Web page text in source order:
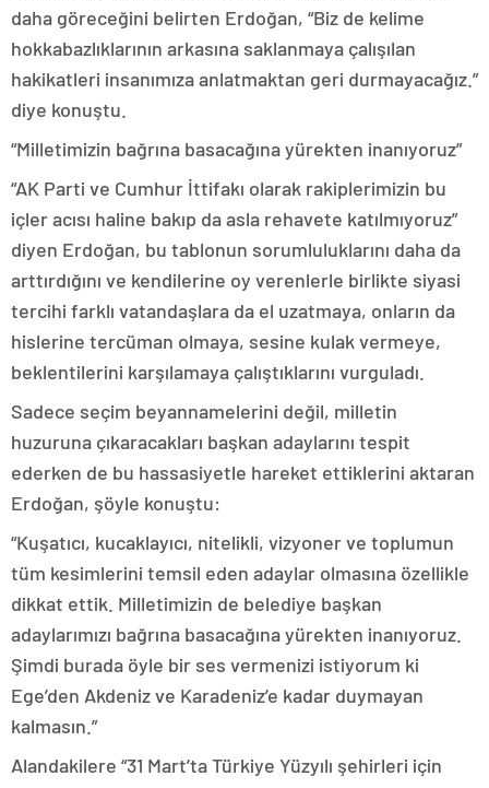
daha göreceğini belirten Erdoğan, “Biz de kelime
hokkabazlıklarının arkasına saklanmaya çalışılan
hakikatleri insanımıza anlatmaktan geri durmayacağız.”
diye konuştu.
“Milletimizin bağrına basacağına yürekten inanıyoruz”
“AK Parti ve Cumhur İttifakı olarak rakiplerimizin bu
içler acısı haline bakıp da asla rehavete katılmıyoruz”
diyen Erdoğan, bu tablonun sorumluluklarını daha da
arttırdığını ve kendilerine oy verenlerle birlikte siyasi
tercihi farklı vatandaşlara da el uzatmaya, onların da
hislerine tercüman olmaya, sesine kulak vermeye,
beklentilerini karşılamaya çalıştıklarını vurguladı.
Sadece seçim beyannamelerini değil, milletin
huzuruna çıkaracakları başkan adaylarını tespit
ederken de bu hassasiyetle hareket ettiklerini aktaran
Erdoğan, şöyle konuştu:
“Kuşatıcı, kucaklayıcı, nitelikli, vizyoner ve toplumun
tüm kesimlerini temsil eden adaylar olmasına özellikle
dikkat ettik. Milletimizin de belediye başkan
adaylarımızı bağrına basacağına yürekten inanıyoruz.
Şimdi burada öyle bir ses vermenizi istiyorum ki
Ege’den Akdeniz ve Karadeniz’e kadar duymayan
kalmasın.”
Alandakilere “31 Mart’ta Türkiye Yüzyılı şehirleri için